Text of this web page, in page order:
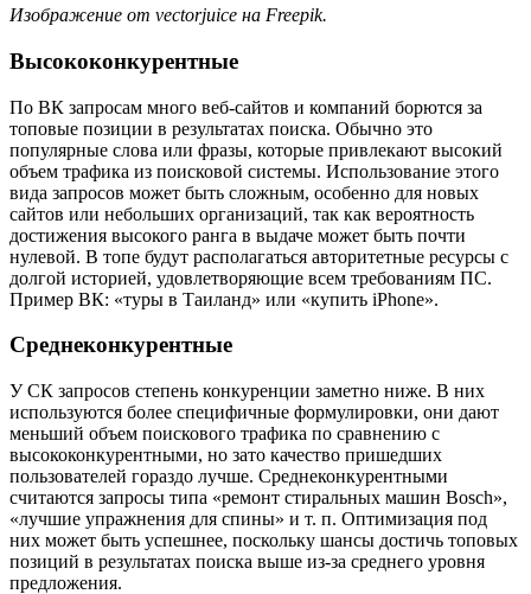
Изображение от vectorjuice на Freepik.
Высококонкурентные
По ВК запросам много веб-сайтов и компаний борются за
топовые позиции в результатах поиска. Обычно это
популярные слова или фразы, которые привлекают высокий
объем трафика из поисковой системы. Использование этого
вида запросов может быть сложным, особенно для новых
сайтов или небольших организаций, так как вероятность
достижения высокого ранга в выдаче может быть почти
нулевой. В топе будут располагаться авторитетные ресурсы с
долгой историей, удовлетворяющие всем требованиям ПС.
Пример ВК: «туры в Таиланд» или «купить iPhone».
Среднеконкурентные
У СК запросов степень конкуренции заметно ниже. В них
используются более специфичные формулировки, они дают
меньший объем поискового трафика по сравнению с
высококонкурентными, но зато качество пришедших
пользователей гораздо лучше. Среднеконкурентными
считаются запросы типа «ремонт стиральных машин Bosch»,
«лучшие упражнения для спины» и т. п. Оптимизация под
них может быть успешнее, поскольку шансы достичь топовых
позиций в результатах поиска выше из-за среднего уровня
предложения.